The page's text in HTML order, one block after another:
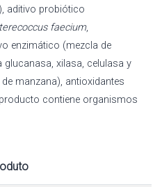
aditivo probiótico
faecium,
enzimático (mezcla de
glucanasa, xilasa, celulasa y
manzana), antioxidantes
contiene organismos